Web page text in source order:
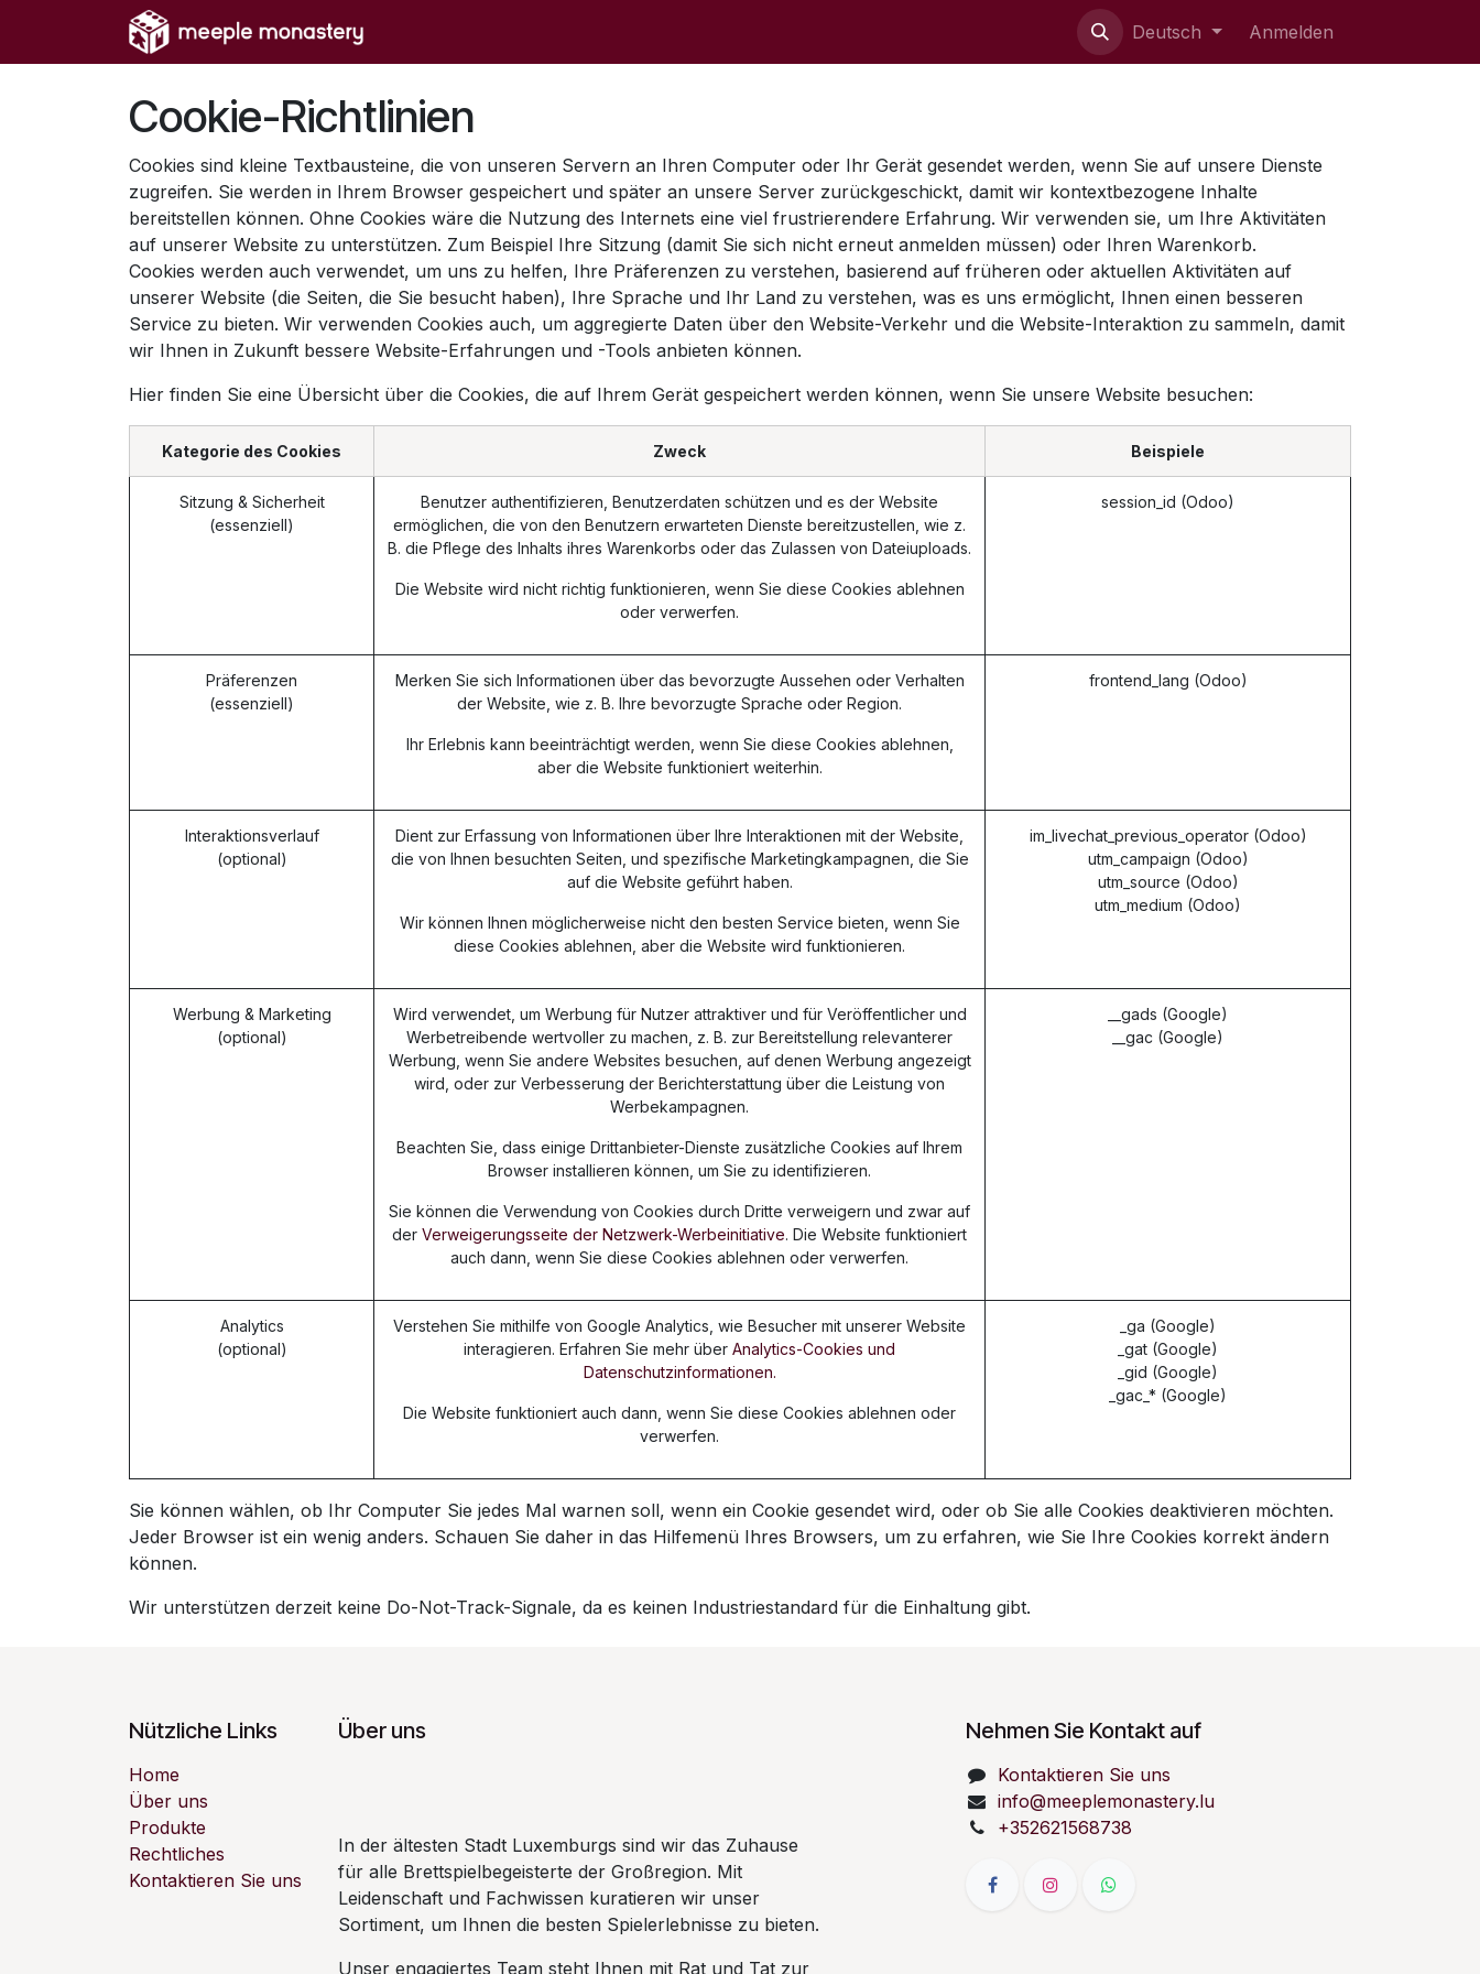
Zum Inhalt springen
Deutsch Anmelden
Cookie-Richtlinien
Cookies sind kleine Textbausteine, die von unseren Servern an Ihren Computer oder Ihr Gerät gesendet werden, wenn Sie auf unsere Dienste
zugreifen. Sie werden in Ihrem Browser gespeichert und später an unsere Server zurückgeschickt, damit wir kontextbezogene Inhalte
bereitstellen können. Ohne Cookies wäre die Nutzung des Internets eine viel frustrierendere Erfahrung. Wir verwenden sie, um Ihre Aktivitäten
auf unserer Website zu unterstützen. Zum Beispiel Ihre Sitzung (damit Sie sich nicht erneut anmelden müssen) oder Ihren Warenkorb.
Cookies werden auch verwendet, um uns zu helfen, Ihre Präferenzen zu verstehen, basierend auf früheren oder aktuellen Aktivitäten auf
unserer Website (die Seiten, die Sie besucht haben), Ihre Sprache und Ihr Land zu verstehen, was es uns ermöglicht, Ihnen einen besseren
Service zu bieten. Wir verwenden Cookies auch, um aggregierte Daten über den Website-Verkehr und die Website-Interaktion zu sammeln, damit
wir Ihnen in Zukunft bessere Website-Erfahrungen und -Tools anbieten können.
Hier finden Sie eine Übersicht über die Cookies, die auf Ihrem Gerät gespeichert werden können, wenn Sie unsere Website besuchen:
Kategorie des Cookies Zweck Beispiele
Sitzung & Sicherheit
(essenziell)
Benutzer authentifizieren, Benutzerdaten schützen und es der Website
ermöglichen, die von den Benutzern erwarteten Dienste bereitzustellen, wie z.
B. die Pflege des Inhalts ihres Warenkorbs oder das Zulassen von Dateiuploads.
Die Website wird nicht richtig funktionieren, wenn Sie diese Cookies ablehnen
oder verwerfen.
session_id (Odoo)
Präferenzen
(essenziell)
Merken Sie sich Informationen über das bevorzugte Aussehen oder Verhalten
der Website, wie z. B. Ihre bevorzugte Sprache oder Region.
Ihr Erlebnis kann beeinträchtigt werden, wenn Sie diese Cookies ablehnen,
aber die Website funktioniert weiterhin.
frontend_lang (Odoo)
Interaktionsverlauf
(optional)
Dient zur Erfassung von Informationen über Ihre Interaktionen mit der Website,
die von Ihnen besuchten Seiten, und spezifische Marketingkampagnen, die Sie
auf die Website geführt haben.
Wir können Ihnen möglicherweise nicht den besten Service bieten, wenn Sie
diese Cookies ablehnen, aber die Website wird funktionieren.
im_livechat_previous_operator (Odoo)
utm_campaign (Odoo)
utm_source (Odoo)
utm_medium (Odoo)
Werbung & Marketing
(optional)
Wird verwendet, um Werbung für Nutzer attraktiver und für Veröffentlicher und
Werbetreibende wertvoller zu machen, z. B. zur Bereitstellung relevanterer
Werbung, wenn Sie andere Websites besuchen, auf denen Werbung angezeigt
wird, oder zur Verbesserung der Berichterstattung über die Leistung von
Werbekampagnen.
Beachten Sie, dass einige Drittanbieter-Dienste zusätzliche Cookies auf Ihrem
Browser installieren können, um Sie zu identifizieren.
Sie können die Verwendung von Cookies durch Dritte verweigern und zwar auf
der Verweigerungsseite der Netzwerk-Werbeinitiative. Die Website funktioniert
auch dann, wenn Sie diese Cookies ablehnen oder verwerfen.
__gads (Google)
__gac (Google)
Analytics
(optional)
Verstehen Sie mithilfe von Google Analytics, wie Besucher mit unserer Website
interagieren. Erfahren Sie mehr über Analytics-Cookies und
Datenschutzinformationen.
Die Website funktioniert auch dann, wenn Sie diese Cookies ablehnen oder
verwerfen.
_ga (Google)
_gat (Google)
_gid (Google)
_gac_* (Google)
Sie können wählen, ob Ihr Computer Sie jedes Mal warnen soll, wenn ein Cookie gesendet wird, oder ob Sie alle Cookies deaktivieren möchten.
Jeder Browser ist ein wenig anders. Schauen Sie daher in das Hilfemenü Ihres Browsers, um zu erfahren, wie Sie Ihre Cookies korrekt ändern
können.
Wir unterstützen derzeit keine Do-Not-Track-Signale, da es keinen Industriestandard für die Einhaltung gibt.
Nützliche Links
Home
Über uns
Produkte
Rechtliches
Kontaktieren Sie uns
Über uns
In der ältesten Stadt Luxemburgs sind wir das Zuhause
für alle Brettspielbegeisterte der Großregion. Mit
Leidenschaft und Fachwissen kuratieren wir unser
Sortiment, um Ihnen die besten Spielerlebnisse zu bieten.
Unser engagiertes Team steht Ihnen mit Rat und Tat zur
Nehmen Sie Kontakt auf
Kontaktieren Sie uns
info@meeplemonastery.lu
+352621568738